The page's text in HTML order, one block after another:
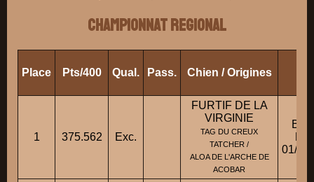
CHAMPIONNAT REGIONAL
Place Pts/400 Qual. Pass. Chien / Origines
1 375.562 Exc.
FURTIF DE LA
VIRGINIE
TAG DU CREUX
TATCHER /
ALOA DE L'ARCHE DE
ACOBAR
01/